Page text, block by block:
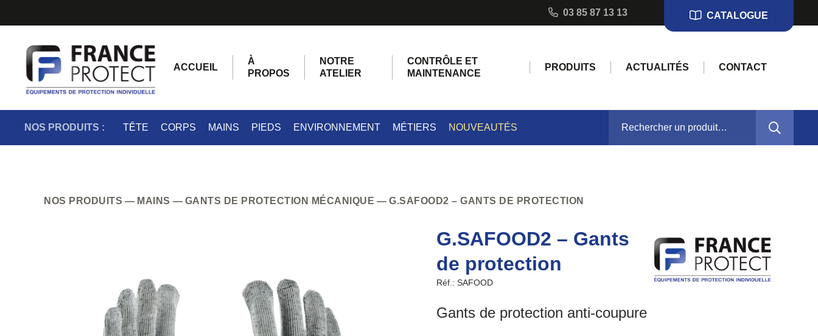
03 85 87 13 13 CATALOGUE
ACCUEIL
À
PROPOS
NOTRE
ATELIER
CONTRÔLE ET
MAINTENANCE
PRODUITS ACTUALITÉS CONTACT
NOS PRODUITS : TÊTE CORPS MAINS PIEDS ENVIRONNEMENT MÉTIERS NOUVEAUTÉS
NOS PRODUITS MAINS GANTS DE PROTECTION MÉCANIQUE G.SAFOOD2 – GANTS DE PROTECTION
G.SAFOOD2 – Gants
de protection
Réf.: SAFOOD
Gants de protection anti-coupure